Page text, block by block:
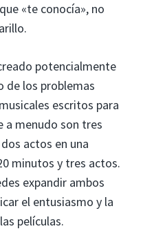
«te conocía», no
potencialmente
de los problemas
escritos para
a menudo son tres
actos en una
minutos y tres actos.
expandir ambos
el entusiasmo y la
películas.